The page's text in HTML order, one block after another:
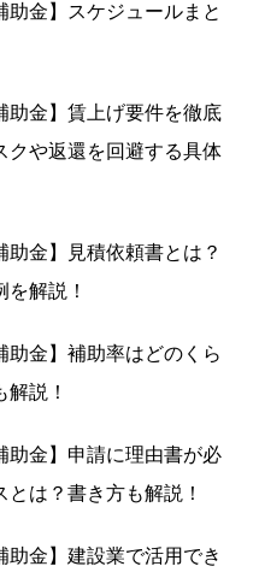
助金】スケジュールまと
助金】賃上げ要件を徹底
クや返還を回避する具体
助金】見積依頼書とは？
解説！
助金】補助率はどのくら
説！
助金】申請に理由書が必
は？書き方も解説！
助金】建設業で活用でき